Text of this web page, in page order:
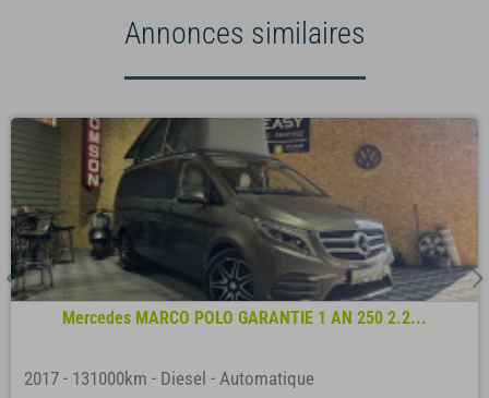
Annonces similaires
Mercedes MARCO POLO GARANTIE 1 AN 250 2.2...
2017 - 131000km - Diesel - Automatique